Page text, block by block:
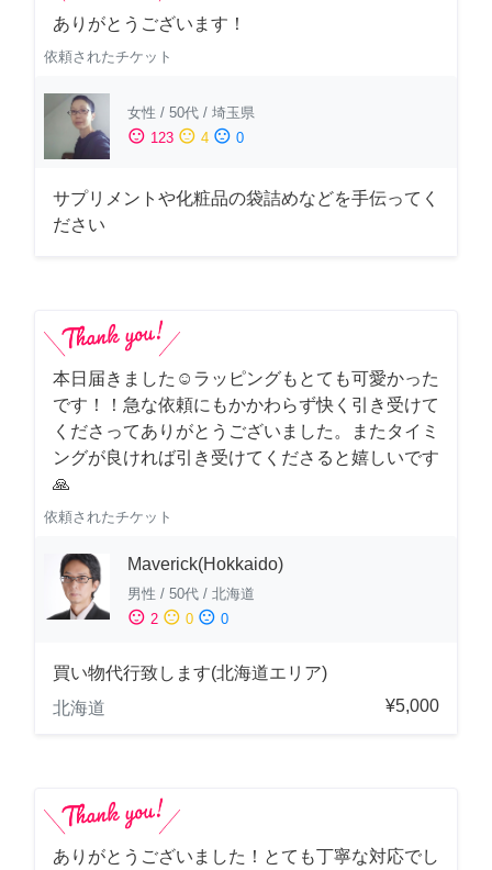
ありがとうございます！
依頼されたチケット
女性 / 50代 / 埼玉県
sentiment_satisfied 123 sentiment_neutral 4 sentiment_dissatisfied 0
サプリメントや化粧品の袋詰めなどを手伝ってく
ださい
本日届きました☺️ラッピングもとても可愛かった
です！！急な依頼にもかかわらず快く引き受けて
くださってありがとうございました。またタイミ
ングが良ければ引き受けてくださると嬉しいです
🙏
依頼されたチケット
Maverick(Hokkaido)
男性 / 50代 / 北海道
sentiment_satisfied 2 sentiment_neutral 0 sentiment_dissatisfied 0
買い物代行致します(北海道エリア)
北海道
¥5,000
ありがとうございました！とても丁寧な対応でし